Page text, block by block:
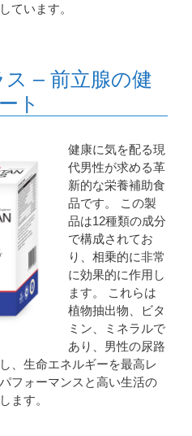
ています。
– 前立腺の健
ト
健康に気を配る現
代男性が求める革
新的な栄養補助食
品です。 この製
品は12種類の成分
で構成されてお
り、相乗的に非常
に効果的に作用し
ます。 これらは
植物抽出物、ビタ
ミン、ミネラルで
あり、男性の尿路
、生​​命エネルギーを最高レ
フォーマンスと高い生活の
ます。